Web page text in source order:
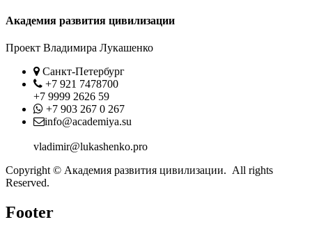
Академия развития цивилизации
Проект Владимира Лукашенко
Location
Санкт-Петербург
Phone
+7 921 7478700
+7 9999 2626 59
Whatsapp
+7 903 267 0 267
Contact
info@academiya.su
vladimir@lukashenko.pro
Copyright © Академия развития цивилизации. All rights
Reserved.
Footer